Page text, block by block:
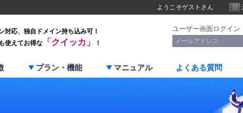
ようこそゲスト さん
対応、独自ドメイン持ち込み可！
使えてお得な
「クイッカ」 ！
ユーザー画面ログイン
プラン・機能 マニュアル よくある質問